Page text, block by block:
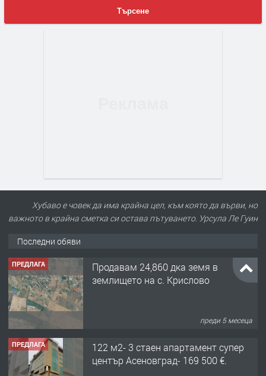
Търсене
Хубаво е човек да има крайна цел, към която да върви, но
важното в крайна сметка си остава пътуването. Урсула Ле Гуин
Последни обяви
ПРЕДЛАГА
Продавам 24,860 дка земя в
землището на с. Крислово
преди 5 месеца
ПРЕДЛАГА
122 м2- 3 стаен апартамент супер
център Асеновград- 169 500 €.